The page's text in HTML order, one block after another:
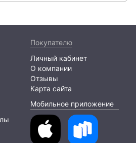
Покупателю
Личный кабинет
О компании
Отзывы
Карта сайта
Мобильное приложение